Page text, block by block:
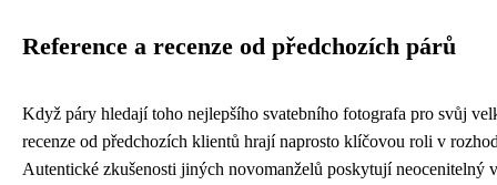
Reference a recenze od předchozích párů
Když páry hledají toho nejlepšího svatebního fotografa pro svůj
recenze od předchozích klientů hrají naprosto klíčovou roli v
Autentické zkušenosti jiných novomanželů poskytují neocenitelný